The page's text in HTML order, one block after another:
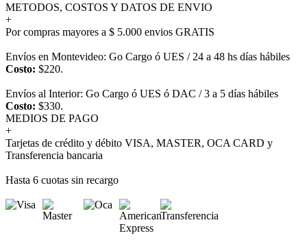
METODOS, COSTOS Y DATOS DE ENVIO
+
Por compras mayores a $ 5.000 envios GRATIS
Envíos en Montevideo: Go Cargo ó UES / 24 a 48 hs días hábiles
Costo: $220.
Envíos al Interior: Go Cargo ó UES ó DAC / 3 a 5 días hábiles
Costo: $330.
MEDIOS DE PAGO
+
Tarjetas de crédito y débito VISA, MASTER, OCA CARD y
Transferencia bancaria
Hasta 6 cuotas sin recargo